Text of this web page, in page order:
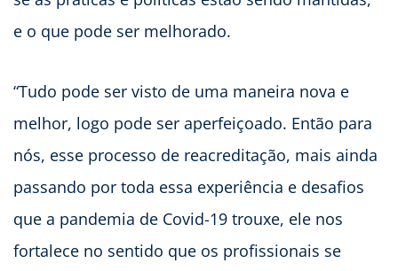
e o que pode ser melhorado.
“Tudo pode ser visto de uma maneira nova e
melhor, logo pode ser aperfeiçoado. Então para
nós, esse processo de reacreditação, mais ainda
passando por toda essa experiência e desafios
que a pandemia de Covid-19 trouxe, ele nos
fortalece no sentido que os profissionais se